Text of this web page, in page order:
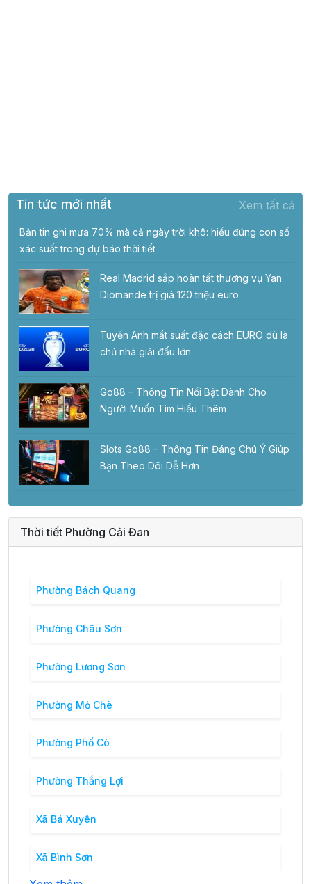
Tin tức mới nhất Xem tất cả
Bản tin ghi mưa 70% mà cả ngày trời khô: hiểu đúng con số
xác suất trong dự báo thời tiết
Real Madrid sắp hoàn tất thương vụ Yan
Diomande trị giá 120 triệu euro
Tuyển Anh mất suất đặc cách EURO dù là
chủ nhà giải đấu lớn
Go88 – Thông Tin Nổi Bật Dành Cho
Người Muốn Tìm Hiểu Thêm
Slots Go88 – Thông Tin Đáng Chú Ý Giúp
Bạn Theo Dõi Dễ Hơn
Thời tiết Phường Cải Đan
Phường Bách Quang
Phường Châu Sơn
Phường Lương Sơn
Phường Mỏ Chè
Phường Phố Cò
Phường Thắng Lợi
Xã Bá Xuyên
Xã Bình Sơn